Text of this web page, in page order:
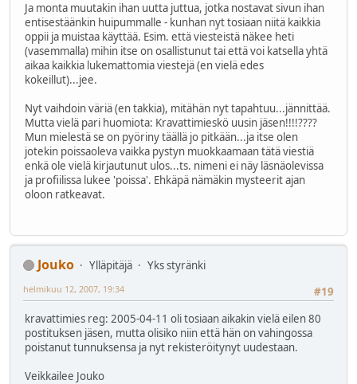
Ja monta muutakin ihan uutta juttua, jotka nostavat sivun ihan
entisestäänkin huipummalle - kunhan nyt tosiaan niitä kaikkia
oppii ja muistaa käyttää. Esim. että viesteistä näkee heti
(vasemmalla) mihin itse on osallistunut tai että voi katsella yhtä
aikaa kaikkia lukemattomia viestejä (en vielä edes
kokeillut)...jee.
Nyt vaihdoin väriä (en takkia), mitähän nyt tapahtuu...jännittää.
Mutta vielä pari huomiota: Kravattimieskö uusin jäsen!!!!????
Mun mielestä se on pyöriny täällä jo pitkään...ja itse olen
jotekin poissaoleva vaikka pystyn muokkaamaan tätä viestiä
enkä ole vielä kirjautunut ulos...ts. nimeni ei näy läsnäolevissa
ja profiilissa lukee 'poissa'. Ehkäpä nämäkin mysteerit ajan
oloon ratkeavat.
Jouko Ylläpitäjä
Yks styränki
#19
helmikuu 12, 2007, 19:34
kravattimies reg: 2005-04-11 oli tosiaan aikakin vielä eilen 80
postituksen jäsen, mutta olisiko niin että hän on vahingossa
poistanut tunnuksensa ja nyt rekisteröitynyt uudestaan.
Veikkailee Jouko